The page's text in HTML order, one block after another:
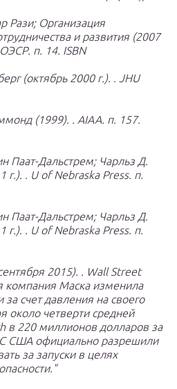
Рази; Организация
и развития (2007
ОЭСР. п. 14. ISBN
(октябрь 2000 г.). . JHU
(1999). . AIAA. п. 157.
Паат-Дальстрем; Чарльз Д.
г.). . U of Nebraska Press. п.
Паат-Дальстрем; Чарльз Д.
г.). . U of Nebraska Press. п.
2015). . Wall Street
компания Маска изменила
за счет давления на своего
около четверти средней
в 220 миллионов долларов за
США официально разрешили
за запуски в целях